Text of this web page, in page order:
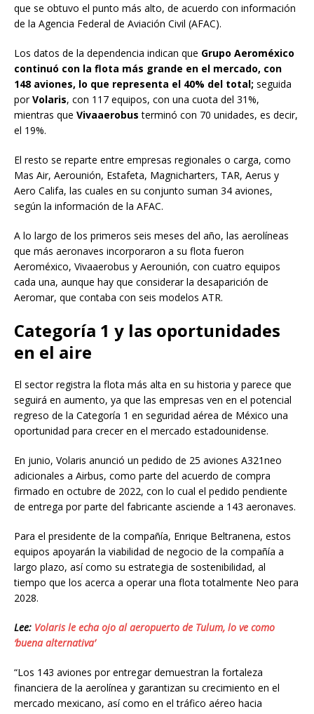
que se obtuvo el punto más alto, de acuerdo con información
de la Agencia Federal de Aviación Civil (AFAC).
Los datos de la dependencia indican que Grupo Aeroméxico
continuó con la flota más grande en el mercado, con
148 aviones, lo que representa el 40% del total; seguida
porVolaris, con 117 equipos, con una cuota del 31%,
mientras que Vivaaerobusterminó con 70 unidades, es decir,
el 19%.
El resto se reparte entre empresas regionales o carga, como
Mas Air, Aerounión, Estafeta, Magnicharters, TAR, Aerus y
Aero Califa, las cuales en su conjunto suman 34 aviones,
según la información de la AFAC.
A lo largo de los primeros seis meses del año, las aerolíneas
que más aeronaves incorporaron a su flota fueron
Aeroméxico, Vivaaerobus y Aerounión, con cuatro equipos
cada una, aunque hay que considerar la desaparición de
Aeromar, que contaba con seis modelos ATR.
Categoría 1 y las oportunidades
en el aire
El sector registra la flota más alta en su historia y parece que
seguirá en aumento, ya que las empresas ven en el potencial
regreso de la Categoría 1 en seguridad aérea de México una
oportunidad para crecer en el mercado estadounidense.
En junio, Volaris anunció un pedido de 25 aviones A321neo
adicionales a Airbus, como parte del acuerdo de compra
firmado en octubre de 2022, con lo cual el pedido pendiente
de entrega por parte del fabricante asciende a 143 aeronaves.
Para el presidente de la compañía, Enrique Beltranena, estos
equipos apoyarán la viabilidad de negocio de la compañía a
largo plazo, así como su estrategia de sostenibilidad, al
tiempo que los acerca a operar una flota totalmente Neo para
2028.
Lee: Volaris le echa ojo al aeropuerto de Tulum, lo ve como
‘buena alternativa’
“Los 143 aviones por entregar demuestran la fortaleza
financiera de la aerolínea y garantizan su crecimiento en el
mercado mexicano, así como en el tráfico aéreo hacia